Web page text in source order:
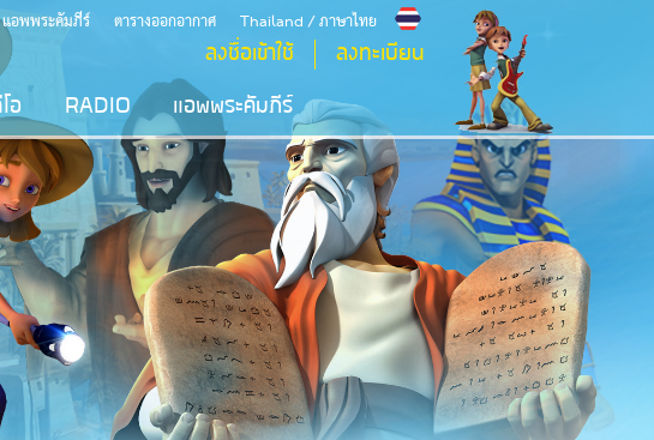
Thailand / ภาษาไทย
ตารางออกอากาศ
อพพระคัมภีร์
ลงชื่อเข้าใช้ ลงทะเบียน
อ RADIO แอพพระคัมภีร์